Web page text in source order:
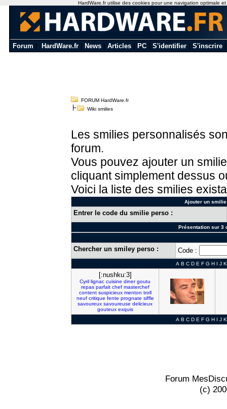
Forum HardWare.fr News Articles PC S'identifier S'inscrire
FORUM HardWare.fr
Wiki smilies
Les smilies personnalisés
forum.
Vous pouvez ajouter un
cliquant simplement dessus
Voici la liste des smilies
Ajouter un
Entrer le code du smilie perso :
Présentation sur 3
Chercher un smiley perso : Code :
A B C D E F G H I J K
[:nushku:3]
Cyril lignac cuisine diner goutu
repas parfait chef masterchef
content suspicieux menton troll
neuf critique fente prognate siffle
savoureux savoureuse delicieux
gouteux exquis
A B C D E F G H I J K
Forum
(c)
HardWare.fr utilise des cookies pour une navigation optimale